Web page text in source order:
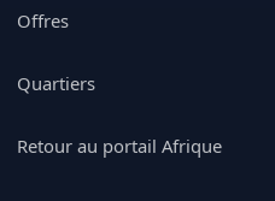
Offres
Quartiers
Retour au portail Afrique